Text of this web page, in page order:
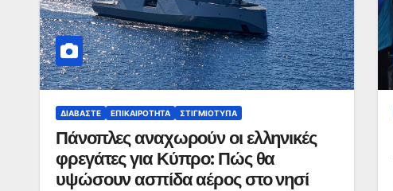
ΔΙΑΒΆΣΤΕ ΕΠΙΚΑΙΡΌΤΗΤΑ ΣΤΙΓΜΙΌΤΥΠΑ
Πάνοπλες αναχωρούν οι ελληνικές
φρεγάτες για Κύπρο: Πώς θα
υψώσουν ασπίδα αέρος στο νησί